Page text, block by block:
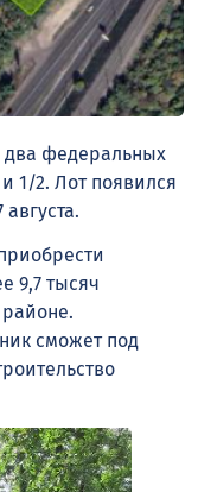
федеральных
1/2. Лот появился
9,7 тысяч
сможет под